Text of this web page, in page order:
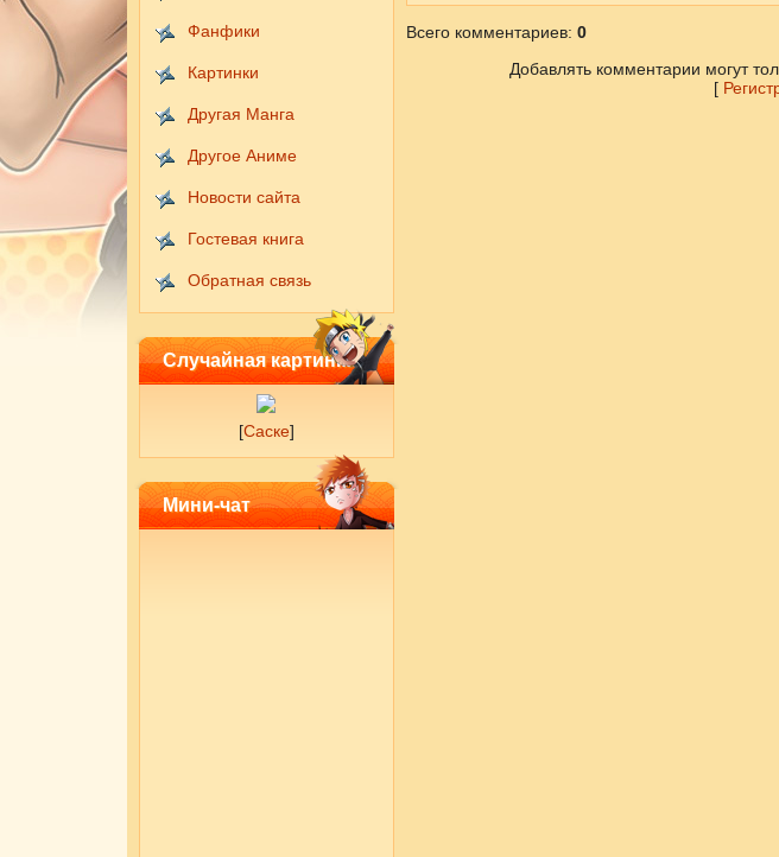
Фанфики
Картинки
Другая Манга
Другое Аниме
Новости сайта
Гостевая книга
Обратная связь
Случайная картинка
[Саске]
Мини-чат
Всего комментариев: 0
Добавлять комментарии могут
[